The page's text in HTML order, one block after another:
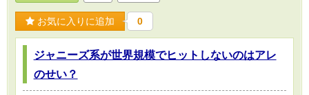
お気に入りに追加 0
ジャニーズ系が世界規模でヒットしないのはアレ
のせい？